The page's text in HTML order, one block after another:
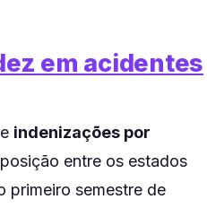
em acidentes
indenizações por
entre os estados
primeiro semestre de